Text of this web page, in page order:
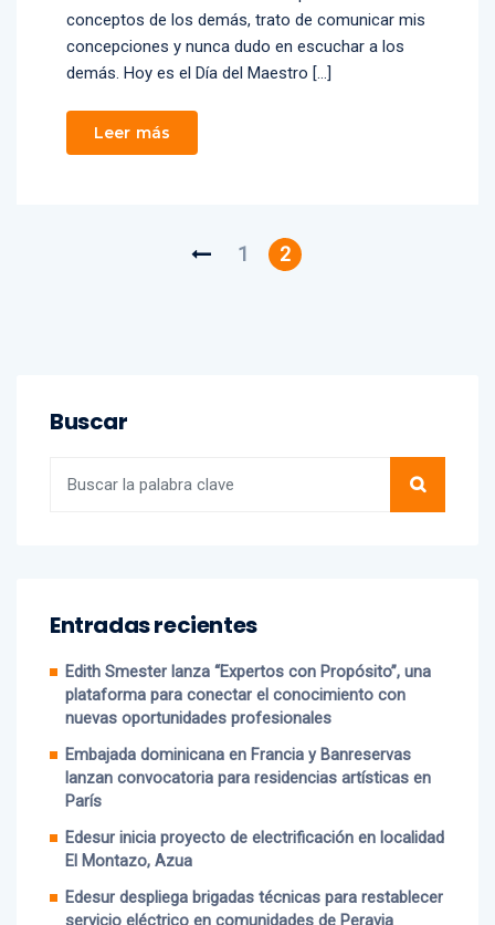
conceptos de los demás, trato de comunicar mis
concepciones y nunca dudo en escuchar a los
demás. Hoy es el Día del Maestro […]
Leer más
1 2
Buscar
Entradas recientes
Edith Smester lanza “Expertos con Propósito”, una
plataforma para conectar el conocimiento con
nuevas oportunidades profesionales
Embajada dominicana en Francia y Banreservas
lanzan convocatoria para residencias artísticas en
París
Edesur inicia proyecto de electrificación en localidad
El Montazo, Azua
Edesur despliega brigadas técnicas para restablecer